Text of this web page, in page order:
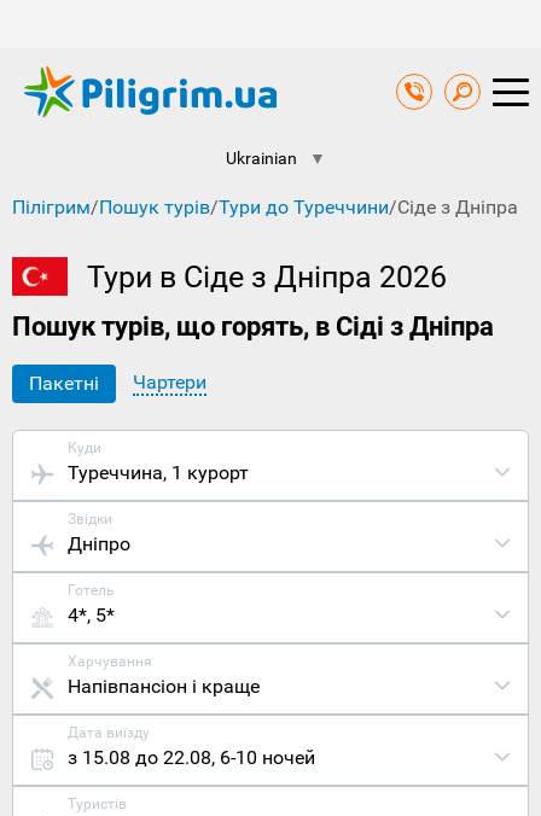
Ukrainian ▼
Пілігрим/Пошук турів/Тури до Туреччини/Сіде з Дніпра
Тури в Сіде з Дніпра 2026
Пошук турів, що горять, в Сіді з Дніпра
Пакетні Чартери
Куди
Туреччина, 1 курорт
Звідки
Дніпро
Готель
4*, 5*
Харчування
Напівпансіон і краще
Дата виїзду
з 15.08 до 22.08, 6-10 ночей
Туристів